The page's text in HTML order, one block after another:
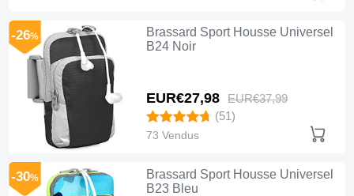
Brassard Sport Housse Universel
B24 Noir
EUR€27,98 EUR€37,99
-26%
(51)
73 Vendus
Brassard Sport Housse Universel
B23 Bleu
-30%